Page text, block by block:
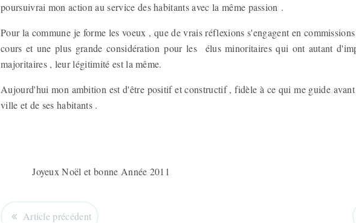
poursuivrai mon action au service des habitants avec la même passion .
Pour la commune je forme les voeux , que de vrais réflexions s'engagent en
cours et une plus grande considération pour les élus minoritaires qui ont autant
majoritaires , leur légitimité est la même.
Aujourd'hui mon ambition est d'être positif et constructif , fidèle à ce qui me guide
ville et de ses habitants .
Joyeux Noël et bonne Année 2011
Article précédent